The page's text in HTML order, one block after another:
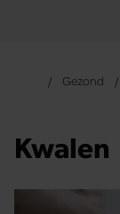
Gezond
Kwalen